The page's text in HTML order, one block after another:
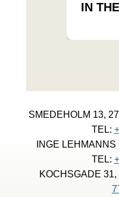
IN
SMEDEHOLM 13,
TEL:
INGE
TEL:
KOCHSGADE